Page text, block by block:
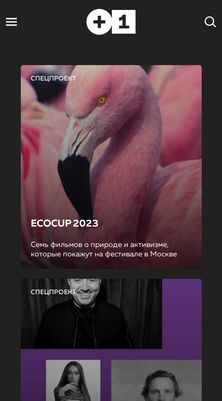
СПЕЦПРОЕКТ
ECOCUP 2023
Семь фильмов о природе и активизме,
которые покажут на фестивале в Москве
СПЕЦПРОЕКТ